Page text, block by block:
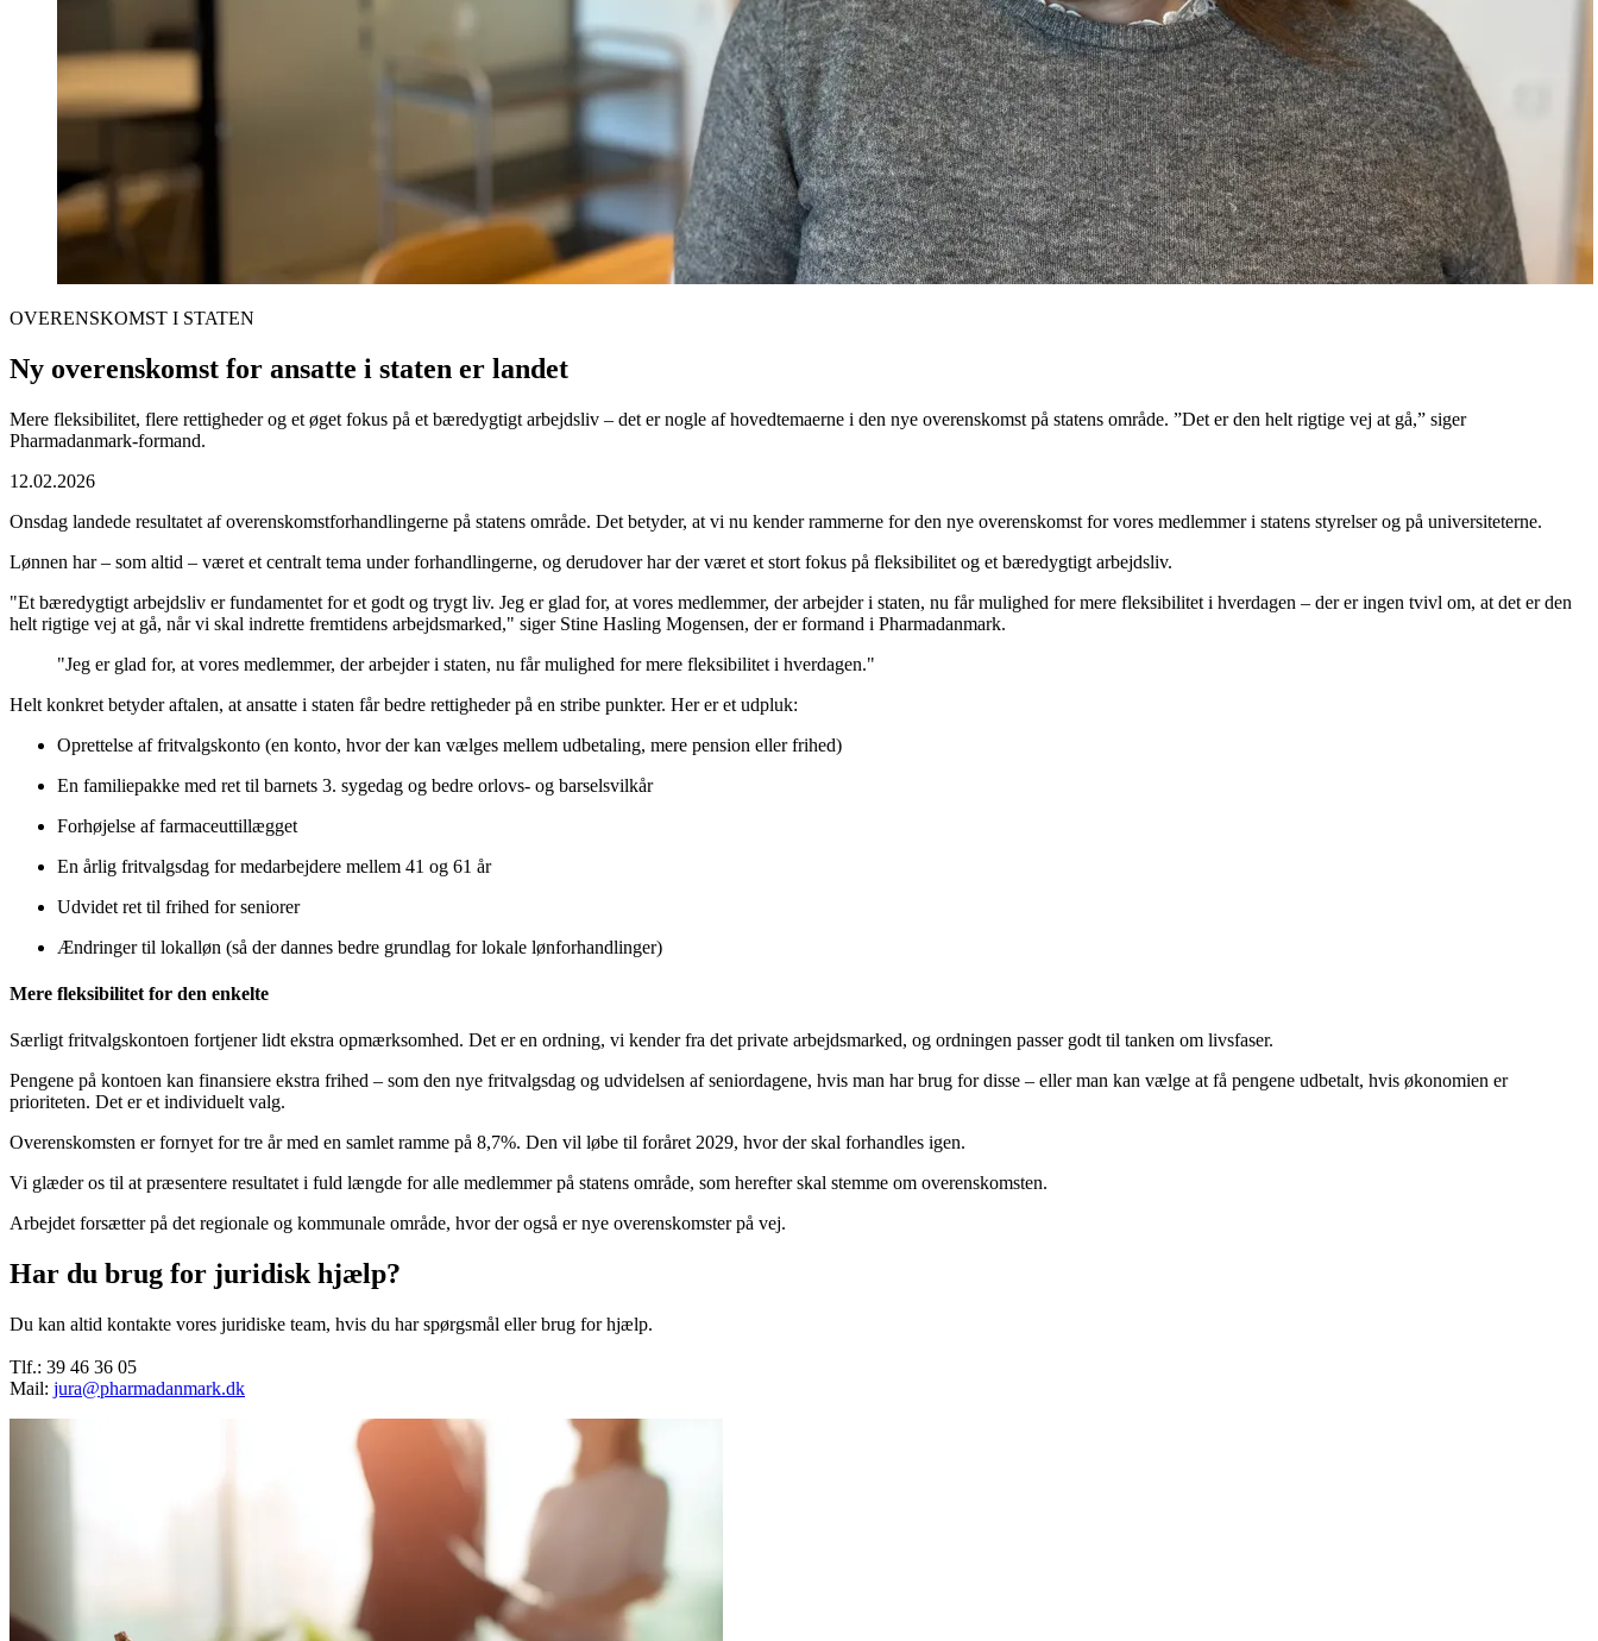
OVERENSKOMST I STATEN
Ny overenskomst for ansatte i staten er landet
Mere fleksibilitet, flere rettigheder og et øget fokus på et bæredygtigt arbejdsliv – det er nogle af hovedtemaerne i den nye overenskomst på statens område. ”Det er den helt rigtige vej at gå,” siger
Pharmadanmark-formand.
12.02.2026
Onsdag landede resultatet af overenskomstforhandlingerne på statens område. Det betyder, at vi nu kender rammerne for den nye overenskomst for vores medlemmer i statens styrelser og på universiteterne.
Lønnen har – som altid – været et centralt tema under forhandlingerne, og derudover har der været et stort fokus på fleksibilitet og et bæredygtigt arbejdsliv.
"Et bæredygtigt arbejdsliv er fundamentet for et godt og trygt liv. Jeg er glad for, at vores medlemmer, der arbejder i staten, nu får mulighed for mere fleksibilitet i hverdagen – der er ingen tvivl om, at det er den
helt rigtige vej at gå, når vi skal indrette fremtidens arbejdsmarked," siger Stine Hasling Mogensen, der er formand i Pharmadanmark.
"Jeg er glad for, at vores medlemmer, der arbejder i staten, nu får mulighed for mere fleksibilitet i hverdagen."
Helt konkret betyder aftalen, at ansatte i staten får bedre rettigheder på en stribe punkter. Her er et udpluk:
Oprettelse af fritvalgskonto (en konto, hvor der kan vælges mellem udbetaling, mere pension eller frihed)
En familiepakke med ret til barnets 3. sygedag og bedre orlovs- og barselsvilkår
Forhøjelse af farmaceuttillægget
En årlig fritvalgsdag for medarbejdere mellem 41 og 61 år
Udvidet ret til frihed for seniorer
Ændringer til lokalløn (så der dannes bedre grundlag for lokale lønforhandlinger)
Mere fleksibilitet for den enkelte
Særligt fritvalgskontoen fortjener lidt ekstra opmærksomhed. Det er en ordning, vi kender fra det private arbejdsmarked, og ordningen passer godt til tanken om livsfaser.
Pengene på kontoen kan finansiere ekstra frihed – som den nye fritvalgsdag og udvidelsen af seniordagene, hvis man har brug for disse – eller man kan vælge at få pengene udbetalt, hvis økonomien er
prioriteten. Det er et individuelt valg.
Overenskomsten er fornyet for tre år med en samlet ramme på 8,7%. Den vil løbe til foråret 2029, hvor der skal forhandles igen.
Vi glæder os til at præsentere resultatet i fuld længde for alle medlemmer på statens område, som herefter skal stemme om overenskomsten.
Arbejdet forsætter på det regionale og kommunale område, hvor der også er nye overenskomster på vej.
Har du brug for juridisk hjælp?
Du kan altid kontakte vores juridiske team, hvis du har spørgsmål eller brug for hjælp.
Tlf.: 39 46 36 05
Mail: jura@pharmadanmark.dk